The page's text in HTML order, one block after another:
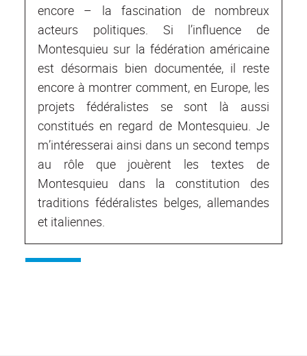
encore – la fascination de nombreux
acteurs politiques. Si l’influence de
Montesquieu sur la fédération américaine
est désormais bien documentée, il reste
encore à montrer comment, en Europe, les
projets fédéralistes se sont là aussi
constitués en regard de Montesquieu. Je
m’intéresserai ainsi dans un second temps
au rôle que jouèrent les textes de
Montesquieu dans la constitution des
traditions fédéralistes belges, allemandes
et italiennes.